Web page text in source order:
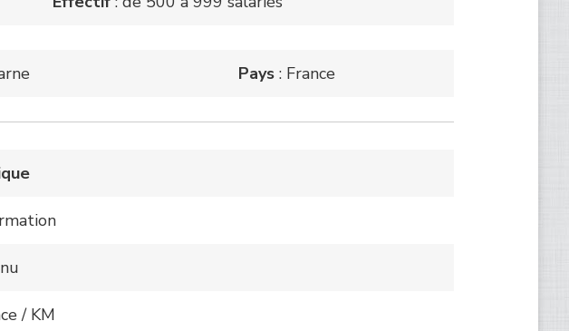
Pays: France
/ KM